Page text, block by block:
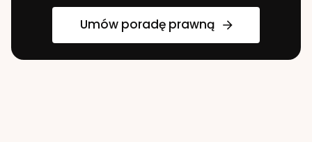
Umów poradę prawną